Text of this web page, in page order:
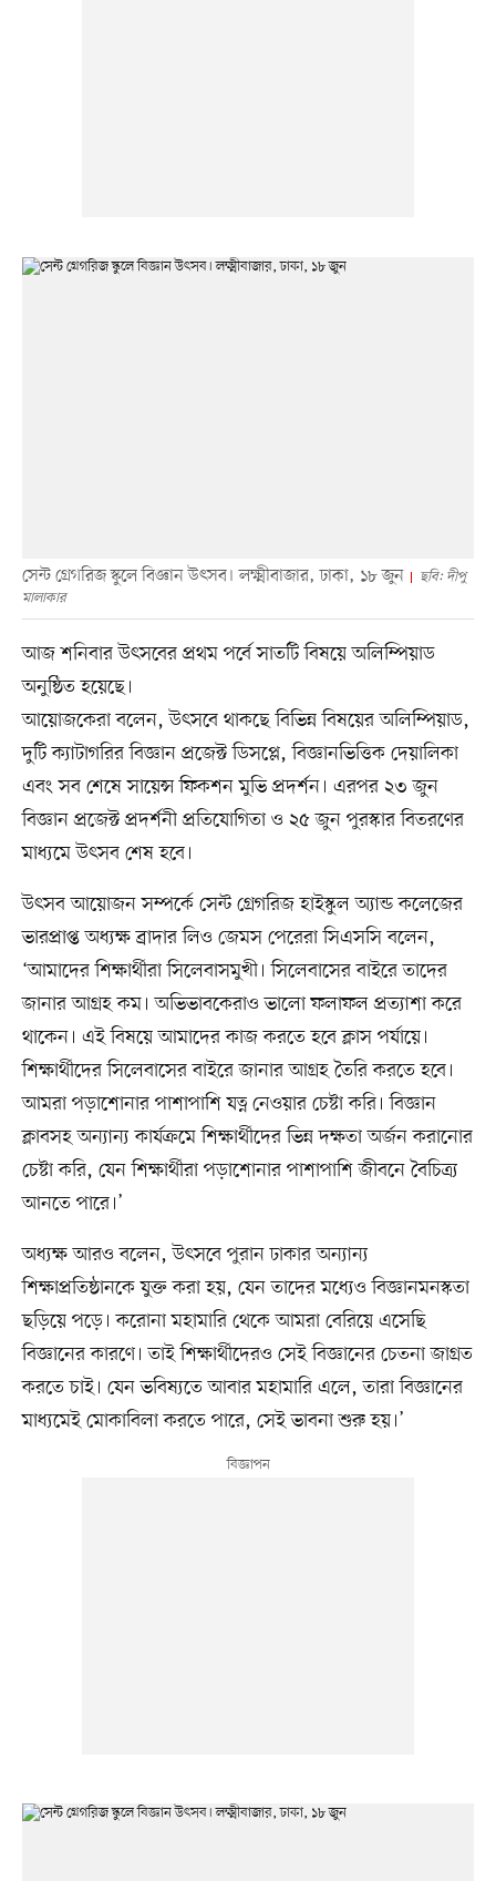
সেন্ট গ্রেগরিজ স্কুলে বিজ্ঞান উৎসব। লক্ষ্মীবাজার, ঢাকা, ১৮ জুন
ছবি: দীপু
মালাকার
আজ শনিবার উৎসবের প্রথম পর্বে সাতটি বিষয়ে অলিম্পিয়াড
অনুষ্ঠিত হয়েছে।
আয়োজকেরা বলেন, উৎসবে থাকছে বিভিন্ন বিষয়ের অলিম্পিয়াড,
দুটি ক্যাটাগরির বিজ্ঞান প্রজেক্ট ডিসপ্লে, বিজ্ঞানভিত্তিক দেয়ালিকা
এবং সব শেষে সায়েন্স ফিকশন মুভি প্রদর্শন। এরপর ২৩ জুন
বিজ্ঞান প্রজেক্ট প্রদর্শনী প্রতিযোগিতা ও ২৫ জুন পুরস্কার বিতরণের
মাধ্যমে উৎসব শেষ হবে।
উৎসব আয়োজন সম্পর্কে সেন্ট গ্রেগরিজ হাইস্কুল অ্যান্ড কলেজের
ভারপ্রাপ্ত অধ্যক্ষ ব্রাদার লিও জেমস পেরেরা সিএসসি বলেন,
‘আমাদের শিক্ষার্থীরা সিলেবাসমুখী। সিলেবাসের বাইরে তাদের
জানার আগ্রহ কম। অভিভাবকেরাও ভালো ফলাফল প্রত্যাশা করে
থাকেন। এই বিষয়ে আমাদের কাজ করতে হবে ক্লাস পর্যায়ে।
শিক্ষার্থীদের সিলেবাসের বাইরে জানার আগ্রহ তৈরি করতে হবে।
আমরা পড়াশোনার পাশাপাশি যত্ন নেওয়ার চেষ্টা করি। বিজ্ঞান
ক্লাবসহ অন্যান্য কার্যক্রমে শিক্ষার্থীদের ভিন্ন দক্ষতা অর্জন করানোর
চেষ্টা করি, যেন শিক্ষার্থীরা পড়াশোনার পাশাপাশি জীবনে বৈচিত্র্য
আনতে পারে।’
অধ্যক্ষ আরও বলেন, উৎসবে পুরান ঢাকার অন্যান্য
শিক্ষাপ্রতিষ্ঠানকে যুক্ত করা হয়, যেন তাদের মধ্যেও বিজ্ঞানমনস্কতা
ছড়িয়ে পড়ে। করোনা মহামারি থেকে আমরা বেরিয়ে এসেছি
বিজ্ঞানের কারণে। তাই শিক্ষার্থীদেরও সেই বিজ্ঞানের চেতনা জাগ্রত
করতে চাই। যেন ভবিষ্যতে আবার মহামারি এলে, তারা বিজ্ঞানের
মাধ্যমেই মোকাবিলা করতে পারে, সেই ভাবনা শুরু হয়।’